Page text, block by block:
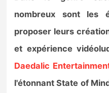
Bons plans
Guides
nombreux sont les
proposer leurs
et expérience
Daedalic
l'étonnant State of